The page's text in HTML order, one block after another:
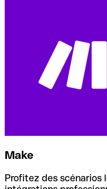
Make
Profitez des scénarios